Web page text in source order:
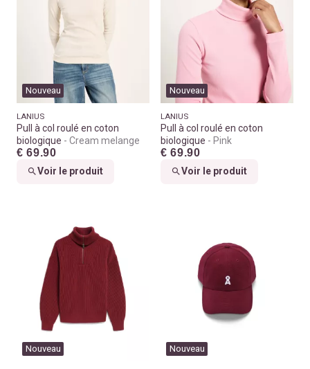
Nouveau
LANIUS
Pull à col roulé en coton
biologique
Cream melange
€ 69.90
Voir le produit
Nouveau
LANIUS
Pull à col roulé en coton
biologique
Pink
€ 69.90
Voir le produit
Nouveau Nouveau